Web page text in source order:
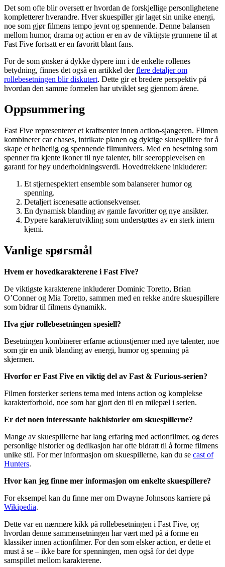
Det som ofte blir oversett er hvordan de forskjellige personlighetene
kompletterer hverandre. Hver skuespiller gir laget sin unike energi,
noe som gjør filmens tempo jevnt og spennende. Denne balansen
mellom humor, drama og action er en av de viktigste grunnene til at
Fast Five fortsatt er en favoritt blant fans.
For de som ønsker å dykke dypere inn i de enkelte rollenes
betydning, finnes det også en artikkel derflere detaljer om
rollebesetningen blir diskutert. Dette gir et bredere perspektiv på
hvordan den samme formelen har utviklet seg gjennom årene.
Oppsummering
Fast Five representerer et kraftsenter innen action-sjangeren. Filmen
kombinerer car chases, intrikate planen og dyktige skuespillere for å
skape et helhetlig og spennende filmunivers. Med en besetning som
spenner fra kjente ikoner til nye talenter, blir seeropplevelsen en
garanti for høy underholdningsverdi. Hovedtrekkene inkluderer:
Et stjernespektert ensemble som balanserer humor og
spenning.
Detaljert iscenesatte actionsekvenser.
En dynamisk blanding av gamle favoritter og nye ansikter.
Dypere karakterutvikling som understøttes av en sterk intern
kjemi.
Vanlige spørsmål
Hvem er hovedkarakterene i Fast Five?
De viktigste karakterene inkluderer Dominic Toretto, Brian
O’Conner og Mia Toretto, sammen med en rekke andre skuespillere
som bidrar til filmens dynamikk.
Hva gjør rollebesetningen spesiell?
Besetningen kombinerer erfarne actionstjerner med nye talenter, noe
som gir en unik blanding av energi, humor og spenning på
skjermen.
Hvorfor er Fast Five en viktig del av Fast & Furious-serien?
Filmen forsterker seriens tema med intens action og komplekse
karakterforhold, noe som har gjort den til en milepæl i serien.
Er det noen interessante bakhistorier om skuespillerne?
Mange av skuespillerne har lang erfaring med actionfilmer, og deres
personlige historier og dedikasjon har ofte bidratt til å forme filmens
unike stil. For mer informasjon om skuespillerne, kan du se cast of
Hunters.
Hvor kan jeg finne mer informasjon om enkelte skuespillere?
For eksempel kan du finne mer om Dwayne Johnsons karriere på
Wikipedia.
Dette var en nærmere kikk på rollebesetningen i Fast Five, og
hvordan denne sammensetningen har vært med på å forme en
klassiker innen actionfilmer. For den som elsker action, er dette et
must å se – ikke bare for spenningen, men også for det dype
samspillet mellom karakterene.